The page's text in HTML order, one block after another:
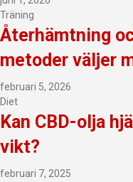
Träning
Återhämtning
metoder väljer
februari 5, 2026
Diet
Kan CBD-olja
vikt?
februari 7, 2025